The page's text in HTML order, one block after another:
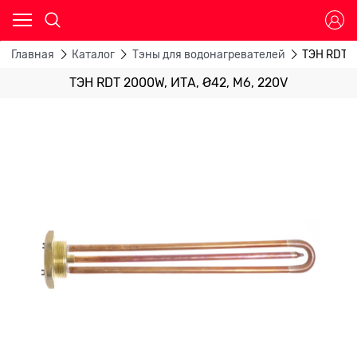
Главная Каталог Тэны для водонагревателей ТЭН RDT
ТЭН RDT 2000W, ИТА, Ø42, M6, 220V